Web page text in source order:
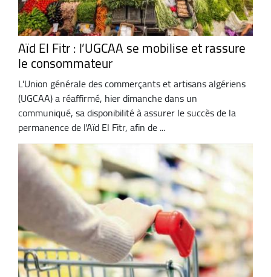
Aïd El Fitr : l’UGCAA se mobilise et rassure
le consommateur
L'Union générale des commerçants et artisans algériens
(UGCAA) a réaffirmé, hier dimanche dans un
communiqué, sa disponibilité à assurer le succès de la
permanence de l'Aïd El Fitr, afin de ...